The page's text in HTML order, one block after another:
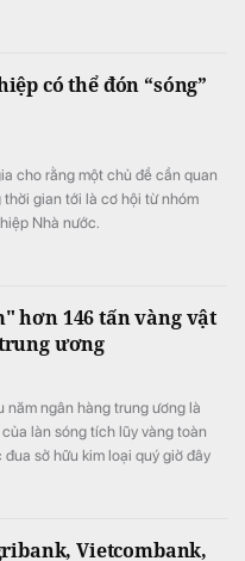
có thể đón “sóng”
cho rằng một chủ đề cần quan
thời gian tới là cơ hội từ nhóm
Nhà nước.
hơn 146 tấn vàng vật
ương
năm ngân hàng trung ương là
làn sóng tích lũy vàng toàn
đua sở hữu kim loại quý giờ đây
Vietcombank,